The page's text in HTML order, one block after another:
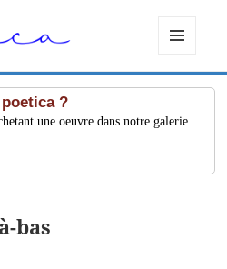
ET
WIDGETS
?
une oeuvre dans notre galerie
bas